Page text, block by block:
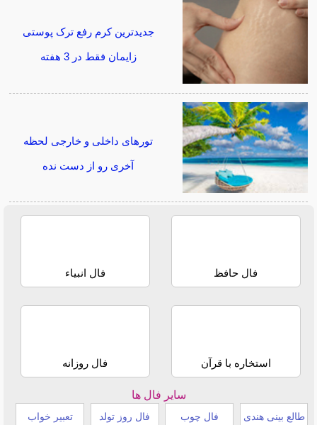
جدیدترین کرم رفع ترک پوستی
زایمان فقط در 3 هفته
تورهای داخلی و خارجی لحظه
آخری رو از دست نده
فال حافظ فال انبیاء
استخاره با قرآن فال روزانه
سایر فال ها
طالع بینی هندی فال چوب فال روز تولد تعبیر خواب